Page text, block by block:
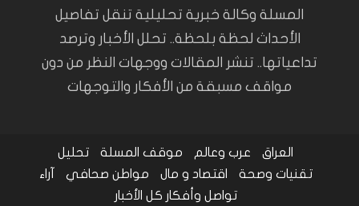
المسلة وكالة خبرية تحليلية تنقل تفاصيل
الأحداث لحظة بلحظة.. تحلل الأخبار وترصد
تداعياتها.. تنشر المقالات ووجهات النظر من دون
مواقف مسبقة من الأفكار والتوجهات
العراق عرب وعالم موقف المسلة
تحليل
تقنيات وصحة
اقتصاد و مال مواطن صحافي
آراء
تواصل وأفكار كل الأخبار